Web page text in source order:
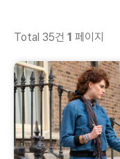
Total 35건 1 페이지